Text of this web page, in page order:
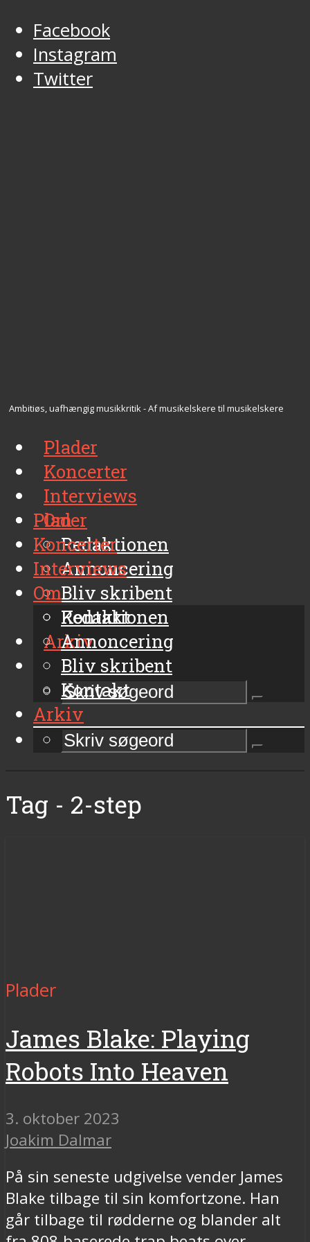
Facebook
Instagram
Twitter
Ambitiøs, uafhængig musikkritik - Af musikelskere til musikelskere
Plader
Koncerter
Interviews
Om
Redaktionen
Annoncering
Bliv skribent
Kontakt
Arkiv
Plader
Koncerter
Interviews
Om
Redaktionen
Annoncering
Bliv skribent
Kontakt
Arkiv
Tag - 2-step
Plader
James Blake: Playing
Robots Into Heaven
3. oktober 2023
Joakim Dalmar
På sin seneste udgivelse vender James
Blake tilbage til sin komfortzone. Han
går tilbage til rødderne og blander alt